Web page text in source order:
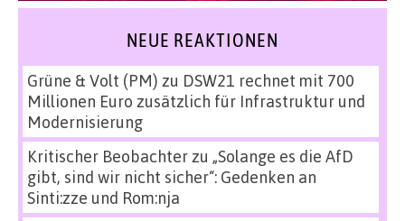
NEUE REAKTIONEN
Grüne & Volt (PM) zu DSW21 rechnet mit 700
Millionen Euro zusätzlich für Infrastruktur und
Modernisierung
Kritischer Beobachterzu „Solange es die AfD
gibt, sind wir nicht sicher“: Gedenken an
Sinti:zze und Rom:nja